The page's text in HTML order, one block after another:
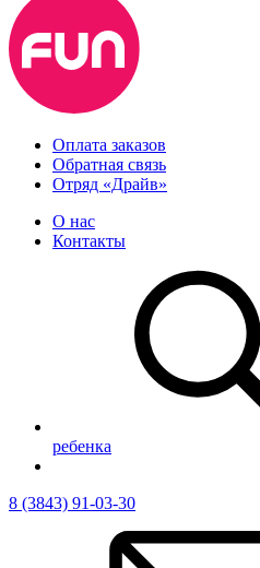
Оплата заказов
Обратная связь
Отряд «Драйв»
О нас
Контакты
ребенка
8 (3843) 91-03-30